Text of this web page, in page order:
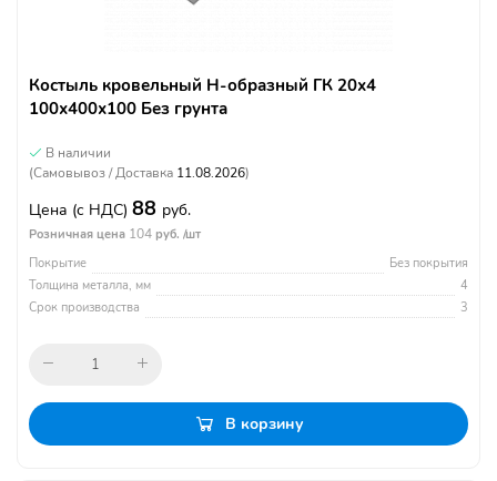
Костыль кровельный Н-образный ГК 20х4
100х400х100 Без грунта
В наличии
(Самовывоз / Доставка 11.08.2026)
Цена (с НДС) 88 руб.
Розничная цена 104 руб. /шт
Покрытие
Без покрытия
Толщина металла, мм
4
Срок производства
3
В корзину